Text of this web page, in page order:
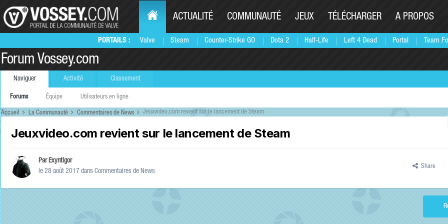
PORTAILS : Valve Steam Counter-Strike GO Dota 2 Half-Life Left 4 Dead Portal Team
ACTUALITÉ COMMUNAUTÉ JEUX TÉLÉCHARGER A PROPOS
Forum Vossey.com
Naviguer
Forums Équipe Utilisateurs en ligne
Activité Classement
Accueil La Communauté Commentaires de News Jeuxvideo.com revient sur le lancement de Steam
Jeuxvideo.com revient sur le lancement de Steam
ParExyntigor
le 28 août 2017 dans Commentaires de News
Share